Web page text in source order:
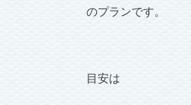
のプランです。
目安は